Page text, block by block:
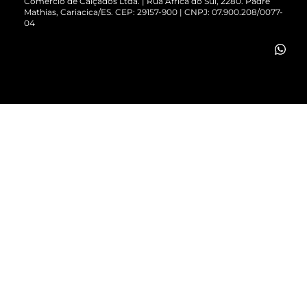
Vendas Corporativas
Mathias, Cariacica/ES. CEP: 29157-900 | CNPJ: 07.900.208/0077-
04